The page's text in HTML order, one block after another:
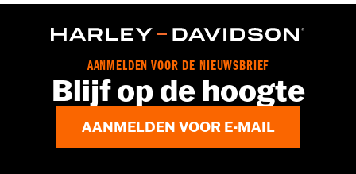
d.com/warrantyvoor meer informatie
Herkomst: Geïmporteerd
AANMELDEN VOOR DE NIEUWSBRIEF
Blijf op de hoogte
AANMELDEN VOOR E-MAIL